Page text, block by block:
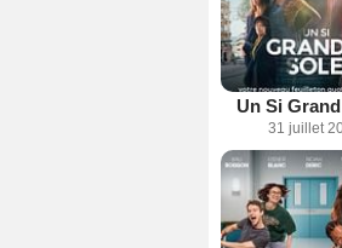
Un Si
31 juillet